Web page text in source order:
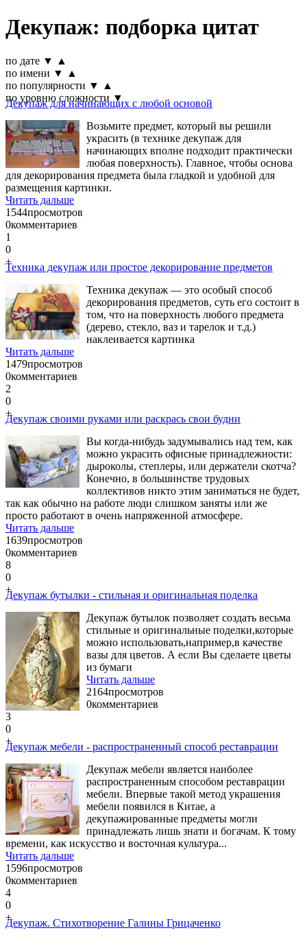
Декупаж: подборка цитат
по дате ▼
▲
по имени ▼
▲
по популярности ▼
▲
по уровню сложности ▼
Декупаж для начинающих с любой основой
Возьмите предмет, который вы решили
украсить (в технике декупаж для
начинающих вполне подходит практически
любая поверхность). Главное, чтобы основа
для декорирования предмета была гладкой и удобной для
размещения картинки.
Читать дальше
1544просмотров
0комментариев
1
0
+
Техника декупаж или простое декорирование предметов
Техника декупаж — это особый способ
декорирования предметов, суть его состоит в
том, что на поверхность любого предмета
(дерево, стекло, ваз и тарелок и т.д.)
наклеивается картинка
Читать дальше
1479просмотров
0комментариев
2
0
+
Декупаж своими руками или раскрась свои будни
Вы когда-нибудь задумывались над тем, как
можно украсить офисные принадлежности:
дыроколы, степлеры, или держатели скотча?
Конечно, в большинстве трудовых
коллективов никто этим заниматься не будет,
так как обычно на работе люди слишком заняты или же
просто работают в очень напряженной атмосфере.
Читать дальше
1639просмотров
0комментариев
8
0
+
Декупаж бутылки - стильная и оригинальная поделка
Декупаж бутылок позволяет создать весьма
стильные и оригинальные поделки,которые
можно использовать,например,в качестве
вазы для цветов. А если Вы сделаете цветы
из бумаги
Читать дальше
2164просмотров
0комментариев
3
0
+
Декупаж мебели - распространенный способ реставрации
Декупаж мебели является наиболее
распространенным способом реставрации
мебели. Впервые такой метод украшения
мебели появился в Китае, а
декупажированные предметы могли
принадлежать лишь знати и богачам. К тому
времени, как искусство и восточная культура...
Читать дальше
1596просмотров
0комментариев
4
0
+
Декупаж. Стихотворение Галины Грицаченко